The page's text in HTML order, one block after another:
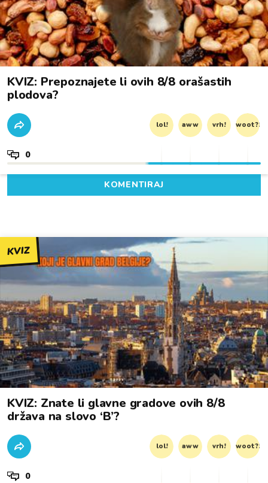
KVIZ: Prepoznajete li ovih 8/8 orašastih
plodova?
lol! aww vrh! woot?!
0
KOMENTIRAJ
KVIZ
KVIZ: Znate li glavne gradove ovih 8/8
država na slovo ‘B’?
lol! aww vrh! woot?!
0